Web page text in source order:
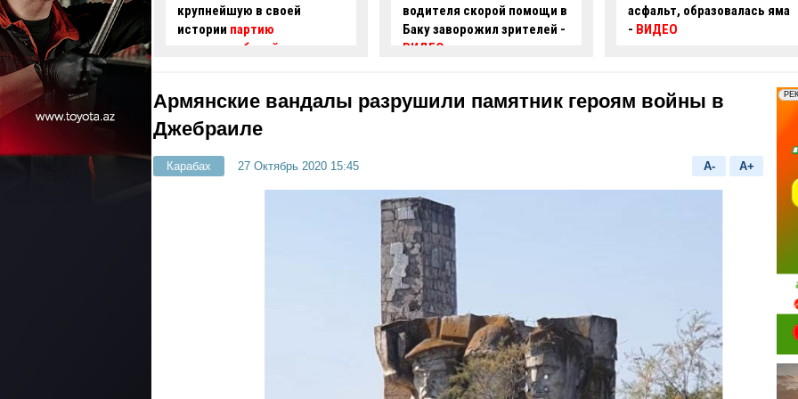
в своей
партию
морским
водителя скорой помощи в
Баку заворожил зрителей -
асфальт, образовалась яма
-ВИДЕО
пробил ограждение и
перевернулся –
Армянские вандалы разрушили памятник героям войны в
Джебраиле
Карабах 27 Октябрь 2020 15:45 A- A+